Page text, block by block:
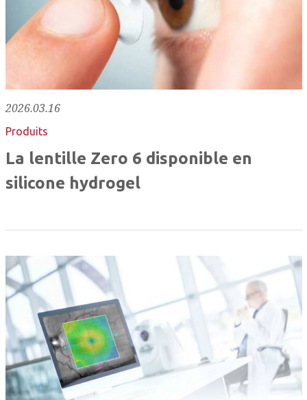
2026.03.16
Produits
La lentille Zero 6 disponible en
silicone hydrogel